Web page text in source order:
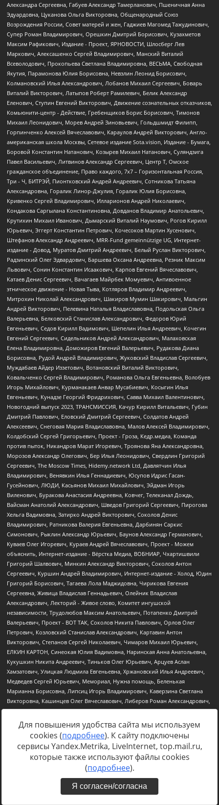
https://minjust.gov.ru/uploaded/files/reestr-
inostrannyih-agentov-22-03-2024.pdfданные на22.03.2024
Для повышения удобства сайта мы используем
cookies (подробнее). К сайту подключены
сервисы Yandex.Metrika, LiveInternet, top.mail.ru,
которые также используют файлы cookies
(подробнее).
Я согласен/согласна